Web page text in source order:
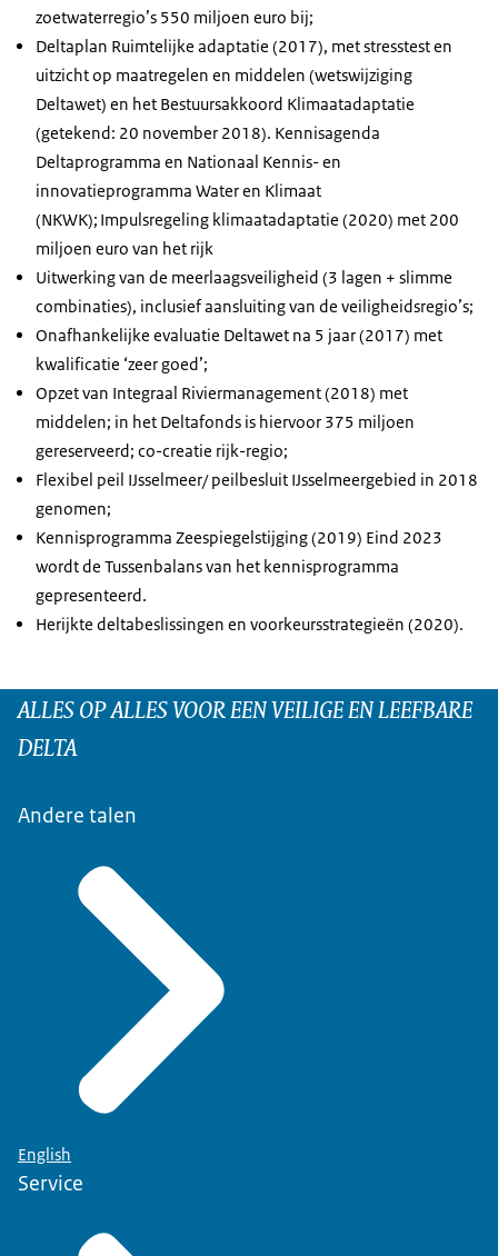
zoetwaterregio’s 550 miljoen euro bij;
Deltaplan Ruimtelijke adaptatie (2017), met stresstest en
uitzicht op maatregelen en middelen (wetswijziging
Deltawet) en het Bestuursakkoord Klimaatadaptatie
(getekend: 20 november 2018). Kennisagenda
Deltaprogramma en Nationaal Kennis- en
innovatieprogramma Water en Klimaat
(NKWK); Impulsregeling klimaatadaptatie (2020) met 200
miljoen euro van het rijk
Uitwerking van de meerlaagsveiligheid (3 lagen + slimme
combinaties), inclusief aansluiting van de veiligheidsregio’s;
Onafhankelijke evaluatie Deltawet na 5 jaar (2017) met
kwalificatie ‘zeer goed’;
Opzet van Integraal Riviermanagement (2018) met
middelen; in het Deltafonds is hiervoor 375 miljoen
gereserveerd; co-creatie rijk-regio;
Flexibel peil IJsselmeer/ peilbesluit IJsselmeergebied in 2018
genomen;
Kennisprogramma Zeespiegelstijging (2019) Eind 2023
wordt de Tussenbalans van het kennisprogramma
gepresenteerd.
Herijkte deltabeslissingen en voorkeursstrategieën (2020).
ALLES OP ALLES VOOR EEN VEILIGE EN LEEFBARE
DELTA
Andere talen
English
Service